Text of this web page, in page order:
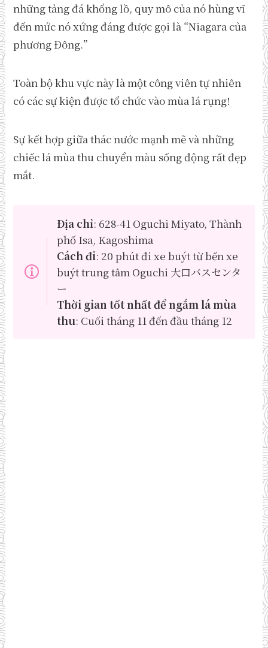
những tảng đá khổng lồ, quy mô của nó hùng vĩ
đến mức nó xứng đáng được gọi là “Niagara của
phương Đông.”
Toàn bộ khu vực này là một công viên tự nhiên
có các sự kiện được tổ chức vào mùa lá rụng!
Sự kết hợp giữa thác nước mạnh mẽ và những
chiếc lá mùa thu chuyển màu sống động rất đẹp
mắt.
Địa chỉ: 628-41 Oguchi Miyato, Thành
phố Isa, Kagoshima
Cách đi: 20 phút đi xe buýt từ bến xe
buýt trung tâm Oguchi 大口バスセンタ
ー
Thời gian tốt nhất để ngắm lá mùa
thu: Cuối tháng 11 đến đầu tháng 12